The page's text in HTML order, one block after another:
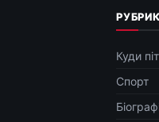
Куди
Спорт